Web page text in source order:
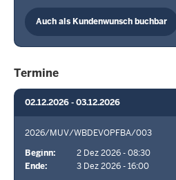
Auch als Kundenwunsch buchbar
Termine
02.12.2026 - 03.12.2026
2026/MUV/WBDEVOPFBA/003
Beginn
2 Dez 2026 - 08:30
Ende
3 Dez 2026 - 16:00